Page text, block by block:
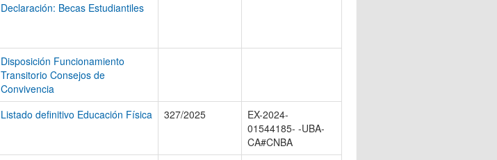
Declaración: Becas Estudiantiles
Disposición Funcionamiento
Transitorio Consejos de
Convivencia
Listado definitivo Educación Física 327/2025
EX-2024-
01544185- -UBA-
CA#CNBA